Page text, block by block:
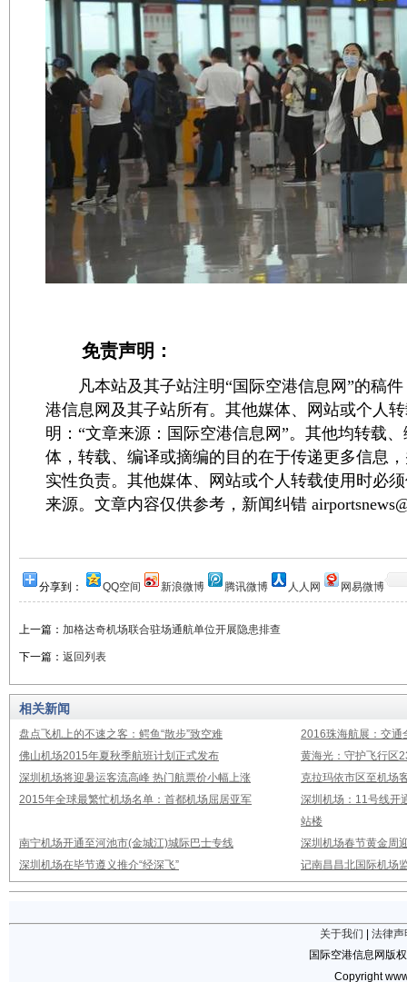
免责声明：
凡本站及其子站注明“国际空港信息网”的稿件
港信息网及其子站所有。其他媒体、网站或个人
明：“文章来源：国际空港信息网”。其他均转载
体，转载、编译或摘编的目的在于传递更多信息
实性负责。其他媒体、网站或个人转载使用时必
来源。文章内容仅供参考，新闻纠错
分享到： QQ空间 新浪微博 腾讯微博 人人网 网易微博
上一篇： 加格达奇机场联合驻场通航单位开展隐患排查
下一篇： 返回列表
相关新闻
盘点飞机上的不速之客：鳄鱼“散步”致空难
2016珠海航展：交通
佛山机场2015年夏秋季航班计划正式发布
黄海光：守护飞行区
深圳机场将迎暑运客流高峰 热门航票价小幅上涨
克拉玛依市区至机场
2015年全球最繁忙机场名单：首都机场屈居亚军
深圳机场：11号线开
站楼
南宁机场开通至河池市(金城江)城际巴士专线
深圳机场春节黄金周
深圳机场在毕节遵义推介“经深飞”
记南昌昌北国际机场
关于我们
法律声
国际空港信息网版
Copyright